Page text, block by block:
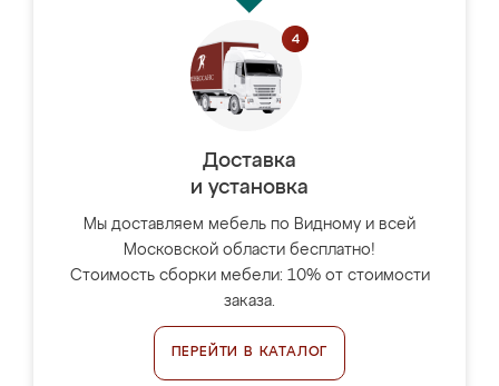
Доставка
и установка
Мы доставляем мебель по Видному и всей
Московской области бесплатно!
Стоимость сборки мебели: 10% от стоимости
заказа.
ПЕРЕЙТИ В КАТАЛОГ